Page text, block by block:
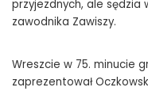
przyjezdnych, ale sędzia
zawodnika Zawiszy.
Wreszcie w 75. minucie
zaprezentował